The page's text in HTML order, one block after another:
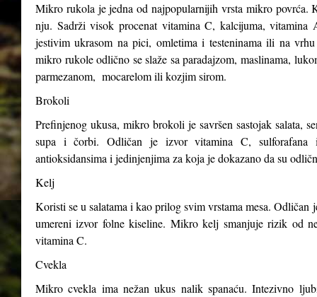
Mikro rukola je jedna od najpopularnijih vrsta mikro povrća.
nju. Sadrži visok procenat vitamina C, kalcijuma,
jestivim ukrasom na pici, omletima i testeninama ili na
mikro rukole odlično se slaže sa paradajzom, maslinama,
parmezanom, mocarelom ili kozjim sirom.
Brokoli
Prefinjenog ukusa, mikro brokoli je savršen sastojak salata,
supa i čorbi. Odličan je izvor vitamina C,
antioksidansima i jedinjenjima za koja je dokazano da su
Kelj
Koristi se u salatama i kao prilog svim vrstama mesa.
umereni izvor folne kiseline. Mikro kelj smanjuje rizik od
vitamina C.
Cvekla
Mikro cvekla ima nežan ukus nalik spanaću. Intezivno